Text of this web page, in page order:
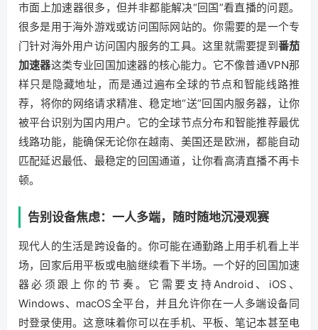
市面上加速器很多，但并非都能解决“回国”看直播的问题。
很多是用于海外游戏或访问国际网站的。你需要的是一个专
门针对海外用户访问国内服务的工具。这里就需要提到番茄
加速器这类专业回国加速器的核心能力。它不像普通VPN那
样只是隐藏地址，而是通过遍布全球的节点和智能线路推
荐，将你的网络请求精准、稳定地“送”回国内服务器，让你
被平台识别为国内用户。它的全球节点分布和智能推荐最优
线路功能，能确保无论你在越南、美国还是欧洲，都能自动
匹配延迟最低、最稳定的回国通道，让你看高清直播不再卡
顿。
告别设备焦虑：一人多端，随时随地沉浸观赛
现代人的生活是跨设备的。你可能在通勤路上用手机看上半
场，回家后用平板或电脑继续看下半场。一个好的回国加速
器必须跟上你的节奏。它需要支持Android、iOS、
Windows、macOS全平台，并且允许你在一人多端设备同
时登录使用。这意味着你可以在手机、平板、笔记本甚至电